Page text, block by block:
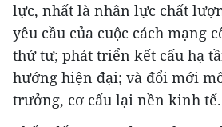
lực, nhất là nhân lực chất
yêu cầu của cuộc cách mạng
thứ tư; phát triển kết cấu hạ
hướng hiện đại; và đổi mới
trưởng, cơ cấu lại nền kinh tế.